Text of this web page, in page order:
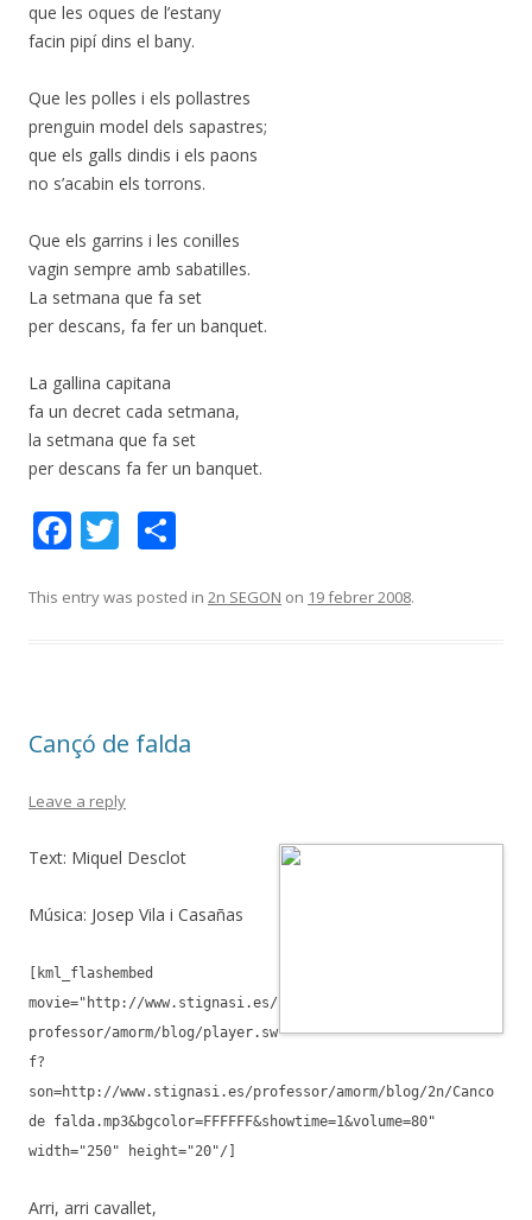
que les oques de l’estany
facin pipí dins el bany.
Que les polles i els pollastres
prenguin model dels sapastres;
que els galls dindis i els paons
no s’acabin els torrons.
Que els garrins i les conilles
vagin sempre amb sabatilles.
La setmana que fa set
per descans, fa fer un banquet.
La gallina capitana
fa un decret cada setmana,
la setmana que fa set
per descans fa fer un banquet.
F
e
k
T
itt m
ix
This entry was posted in 2n SEGON on 19 febrer 2008.
Cançó de falda
Leave a reply
Text: Miquel Desclot
Música: Josep Vila i Casañas
[kml_flashembed
movie="http://www.stignasi.es/
professor/amorm/blog/player.sw
f?
son=http://www.stignasi.es/professor/amorm/blog/2n/Canco
de falda.mp3&bgcolor=FFFFFF&showtime=1&volume=80"
width="250" height="20"/]
Arri, arri cavallet,